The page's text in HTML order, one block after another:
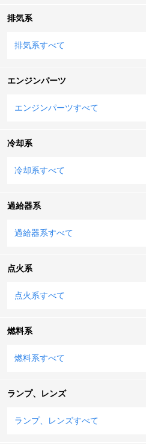
排気系
排気系すべて
エンジンパーツ
エンジンパーツすべて
冷却系
冷却系すべて
過給器系
過給器系すべて
点火系
点火系すべて
燃料系
燃料系すべて
ランプ、レンズ
ランプ、レンズすべて